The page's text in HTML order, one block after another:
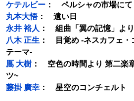
ケテルビー ： ペルシャの市場にて
丸本大悟： 遠い日
永井 裕人 ： 組曲「翼の記憶」よ
八木 正生 ： 目覚め -ネスカフェ・
テーマ-
鳫 大樹 ： 空色の時間より 第二楽
ツ~
藤掛 廣幸 ： 星空のコンチェルト